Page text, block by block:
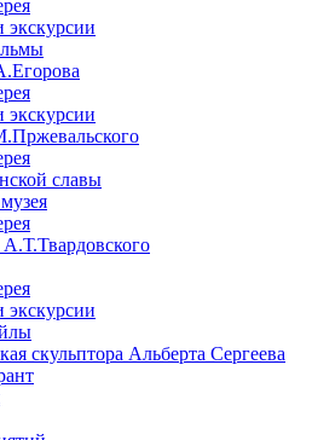
славы
скульптора Альберта Сергеева